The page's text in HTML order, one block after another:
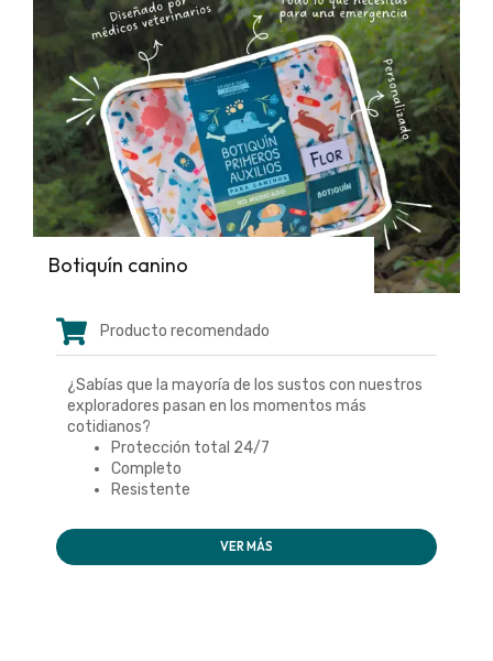
Botiquín canino
Producto recomendado
¿Sabías que la mayoría de los sustos con nuestros
exploradores pasan en los momentos más
cotidianos?
Protección total 24/7
Completo
Resistente
VER MÁS